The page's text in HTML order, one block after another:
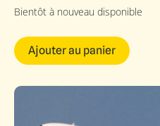
Bientôt à nouveau disponible
Ajouter au panier